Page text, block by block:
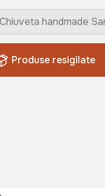
Produse resigilate